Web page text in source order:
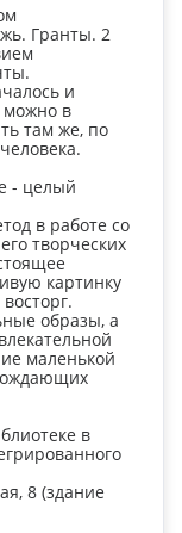
Гранты. 2
и
можно в
там же, по
- целый
в работе со
творческих
картинку
образы, а
маленькой
в
8 (здание